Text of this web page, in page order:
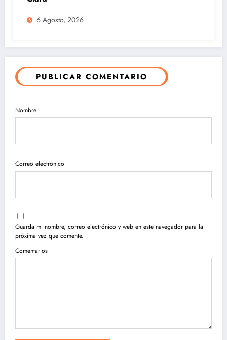
6 Agosto, 2026
PUBLICAR COMENTARIO
Nombre
Correo electrónico
Guarda mi nombre, correo electrónico y web en este navegador para la
próxima vez que comente.
Comentarios